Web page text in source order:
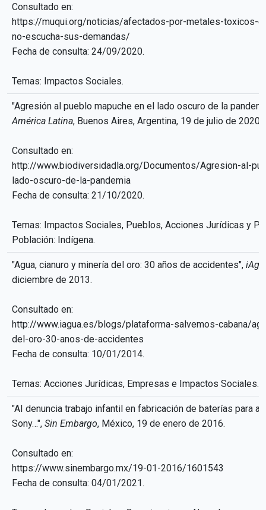
Consultado en:
https://muqui.org/noticias/afectados-por-metales-toxicos-
no-escucha-sus-demandas/
Fecha de consulta: 24/09/2020.
Temas: Impactos Sociales.
"Agresión al pueblo mapuche en el lado oscuro de la
América Latina, Buenos Aires, Argentina, 19 de julio de 2020.
Consultado en:
http://www.biodiversidadla.org/Documentos/Agresion-al-
lado-oscuro-de-la-pandemia
Fecha de consulta: 21/10/2020.
Temas: Impactos Sociales, Pueblos, Acciones Jurídicas y
Población: Indígena.
"Agua, cianuro y minería del oro: 30 años de accidentes",
diciembre de 2013.
Consultado en:
http://www.iagua.es/blogs/plataforma-salvemos-cabana/
del-oro-30-anos-de-accidentes
Fecha de consulta: 10/01/2014.
Temas: Acciones Jurídicas, Empresas e Impactos Sociales.
"AI denuncia trabajo infantil en fabricación de baterías para
Sony…", Sin Embargo, México, 19 de enero de 2016.
Consultado en:
https://www.sinembargo.mx/19-01-2016/1601543
Fecha de consulta: 04/01/2021.